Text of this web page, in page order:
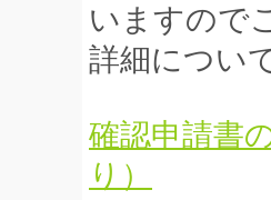
いますので
詳細につい
確認申請書
り）